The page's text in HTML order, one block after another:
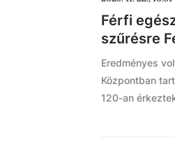
Férfi
szűrésre
Eredményes
Központban
120-an